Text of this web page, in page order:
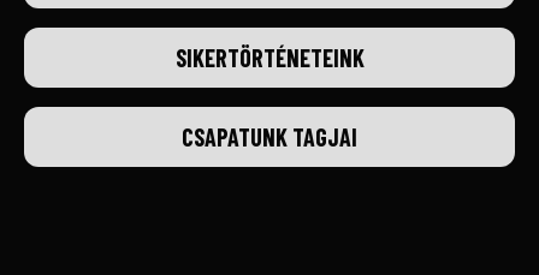
SIKERTÖRTÉNETEINK
CSAPATUNK TAGJAI